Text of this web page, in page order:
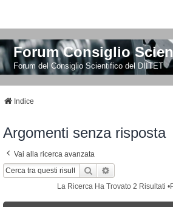
Forum Consiglio
Forum del Consiglio Scientifico del DIITET
Indice
Argomenti senza risposta
Vai alla ricerca avanzata
Cerca
La Ricerca Ha Trovato 2 Risultati